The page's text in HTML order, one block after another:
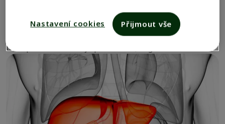
Játra se nacházejí v pravé polovině těla v horní části
břišní dutiny, přesněji pod žebry, která slouží jako
ochrana měkké jaterní tkáně.2Průměrná hmotnost jater
u dospělého člověka je přibližně 1,5 kg.
Nastavení cookies Přijmout vše